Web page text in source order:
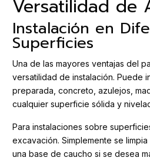
Versatilidad de
Instalación en
Superficies
Una de las mayores ventajas del
versatilidad de instalación. Puede
preparada, concreto, azulejos,
cualquier superficie sólida y
Para instalaciones sobre
excavación. Simplemente se
una base de caucho si se desea